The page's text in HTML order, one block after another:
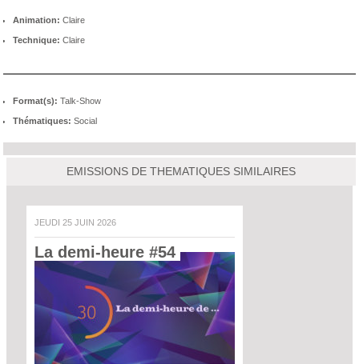
Animation: Claire
Technique: Claire
Format(s): Talk-Show
Thématiques: Social
EMISSIONS DE THEMATIQUES SIMILAIRES
JEUDI 25 JUIN 2026
La demi-heure #54